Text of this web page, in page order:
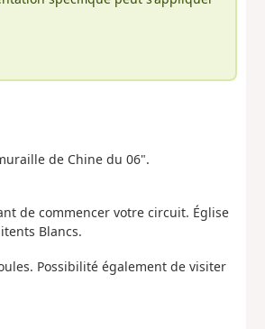
de Chine du 06".
de commencer votre circuit. Église
Blancs.
Possibilité également de visiter